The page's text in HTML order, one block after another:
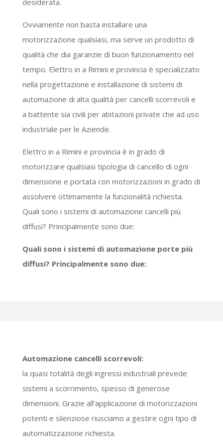
desiderata.
Ovviamente non basta installare una
motorizzazione qualsiasi, ma serve un prodotto di
qualità che dia garanzie di buon funzionamento nel
tempo. Elettro in a Rimini e provincia è specializzato
nella progettazione e installazione di sistemi di
automazione di alta qualità per cancelli scorrevoli e
a battente sia civili per abitazioni private che ad uso
industriale per le Aziende.
Elettro in a Rimini e provincia è in grado di
motorizzare qualsiasi tipologia di cancello di ogni
dimensione e portata con motorizzazioni in grado di
assolvere ottimamente la funzionalità richiesta.
Quali sono i sistemi di automazione cancelli più
diffusi? Principalmente sono due:
Quali sono i sistemi di automazione porte più
diffusi? Principalmente sono due:
Automazione cancelli scorrevoli:
la quasi totalità degli ingressi industriali prevede
sistemi a scorrimento, spesso di generose
dimensioni. Grazie all’applicazione di motorizzazioni
potenti e silenziose riusciamo a gestire ogni tipo di
automatizzazione richiesta.